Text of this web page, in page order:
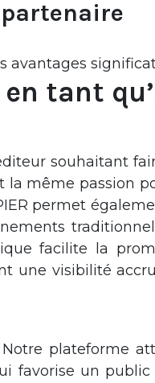
avantages
tant
souhaitant
même passion
permet
facilite la
une visibilité
plateforme
favorise un